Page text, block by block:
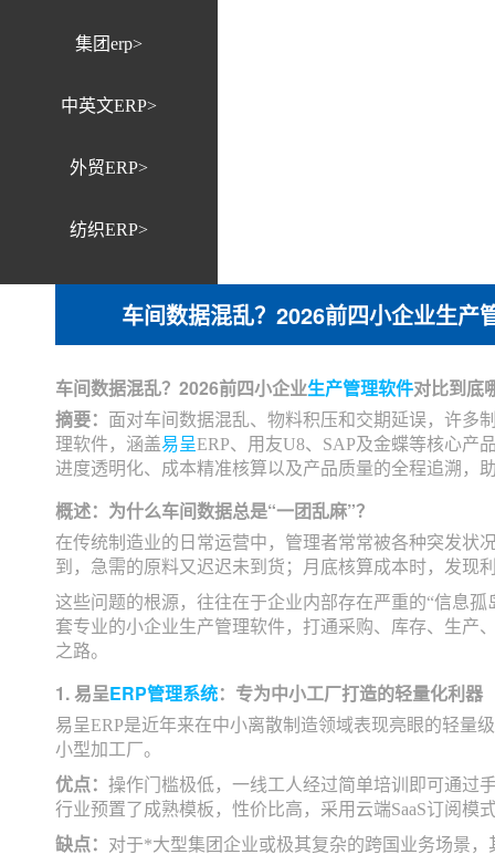
集团erp>
中英文ERP>
外贸ERP>
纺织ERP>
车间数据混乱？2026前四小企业生
车间数据混乱？2026前四小企业生产管理软件对比到底
摘要： 面对车间数据混乱、物料积压和交期延误，许多
理软件，涵盖易呈ERP、用友U8、SAP及金蝶等核心产
进度透明化、成本精准核算以及产品质量的全程追溯，
概述：为什么车间数据总是“一团乱麻”？
在传统制造业的日常运营中，管理者常常被各种突发状
到，急需的原料又迟迟未到货；月底核算成本时，发现
这些问题的根源，往往在于企业内部存在严重的“信息
套专业的小企业生产管理软件，打通采购、库存、生产
之路。
1. 易呈ERP管理系统：专为中小工厂打造的轻量化利器
易呈ERP是近年来在中小离散制造领域表现亮眼的轻量
小型加工厂。
优点： 操作门槛极低，一线工人经过简单培训即可通过
行业预置了成熟模板，性价比高，采用云端SaaS订阅模
缺点： 对于*大型集团企业或极其复杂的跨国业务场景